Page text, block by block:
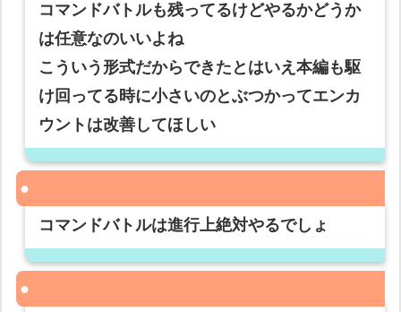
コマンドバトルも残ってるけどやるかどうか
は任意なのいいよね
こういう形式だからできたとはいえ本編も駆
け回ってる時に小さいのとぶつかってエンカ
ウントは改善してほしい
コマンドバトルは進行上絶対やるでしょ